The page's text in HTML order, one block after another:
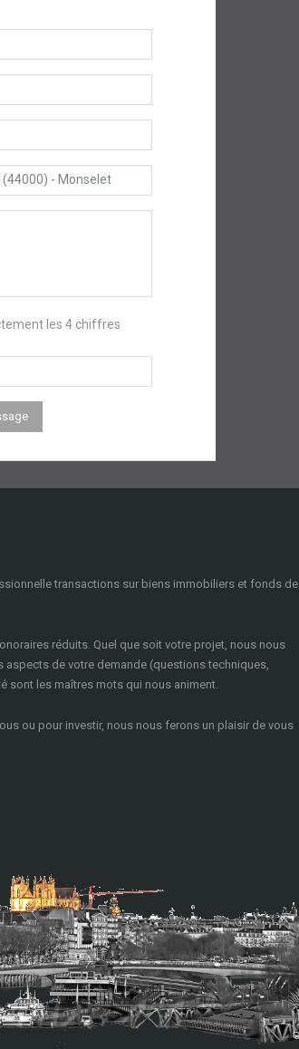
les 4 chiffres
transactions sur biens immobiliers et fonds de
réduits. Quel que soit votre projet, nous nous
de votre demande (questions techniques,
sont les maîtres mots qui nous animent.
ou pour investir, nous nous ferons un plaisir de vous